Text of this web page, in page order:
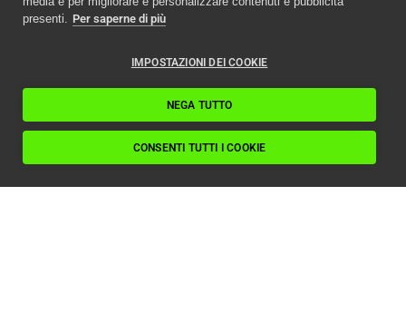
mobilità più sicura ed
efficiente
Richiedi un preventivo
presenti. Per saperne di più
IMPOSTAZIONI DEI COOKIE
NEGA TUTTO
CONSENTI TUTTI I COOKIE